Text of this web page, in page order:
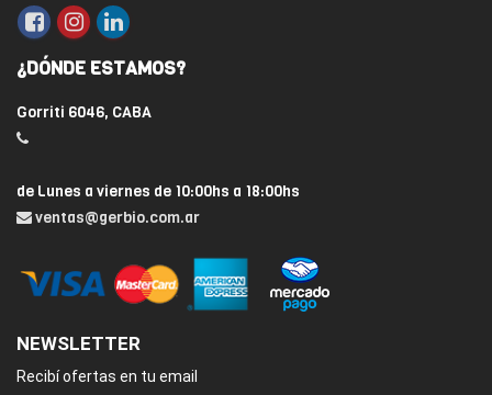
¿DÓNDE ESTAMOS?
Gorriti 6046, CABA
de Lunes a viernes de 10:00hs a 18:00hs
ventas@gerbio.com.ar
NEWSLETTER
Recibí ofertas en tu email